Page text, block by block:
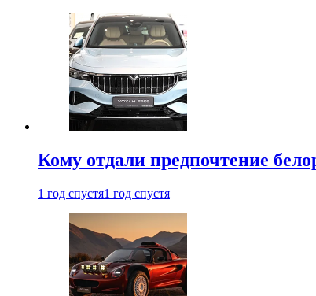
Кому отдали предпочтение
1 год спустя1 год спустя